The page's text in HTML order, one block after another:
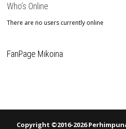
Who’s Online
There are no users currently online
FanPage Mikoina
Copyright ©2016-2026